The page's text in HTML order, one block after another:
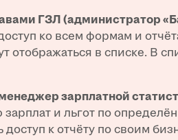
ГЗЛ (администратор
ко всем формам и
отображаться в списке. В
зарплатной
и льгот по
доступ к отчёту по своим